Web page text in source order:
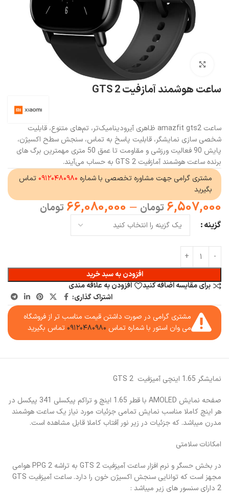
بزرگنمایی تصویر
ساعت هوشمند آمازفیت GTS 2
ساعت amazfit gts2 ظاهری آیرودینامیک‌تر، تم‌های متنوع، قابلیت
شخصی سازی نمایشگر، قابلیت پاسخ به تماس، سنجش سطح اکسیژن،
پایش 90 فعالیت ورزشی و مقاومت تا عمق 50 متری مهمترین برگ های
برنده ساعت هوشمند آمازفیت GTS 2 به حساب می‌آیند.
مشتری گرامی جهت مشاوره تخصصی با شماره ۰۹۱۲۰۴۸۰۹۸۰ تماس
بگیرید
6,507,000 تومان –
66,080,000 تومان
گزینه
افزودن به سبد خرید
برای مقایسه اضافه کنید
افزودن به علاقه مندی
اشتراک گذاری:
مشتری گرامی در صورت داشتن قیمت مناسب تر از فروشگاه
می وان استور با شماره تماس ۰۹۱۲۰۴۸۰۹۸۰ تماس بگیرید
نمایشگر 1.65 اینچی آمیزفیت GTS 2
صفحه نمایش AMOLED با قطر 1.65 اینچ و تراکم پیکسلی 341 پیکسل در
هر اینچ کاملا مناسب نمایش تمامی جزئیات مورد نیاز یک ساعت هوشمند
مدرن میباشد. که جزئیات در زیر نور آفتاب کاملا قابل مشاهده است.
امکانات سلامتی
در بخش حسگر و نرم افزار ساعت آمیزفیت GTS 2 به تراشه PPG 2 هوامی
مجهز است که توانایی سنجش اکسیژن خون را دارد. ساعت آمیزفیت GTS
2 دارای سنسور های زیر میباشد :